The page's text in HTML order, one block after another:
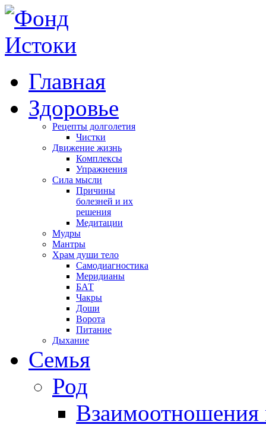
Главная
Здоровье
Рецепты долголетия
Чистки
Движение жизнь
Комплексы
Упражнения
Сила мысли
Причины
болезней и их
решения
Медитации
Мудры
Мантры
Храм души тело
Самодиагностика
Меридианы
БАТ
Чакры
Доши
Ворота
Питание
Дыхание
Семья
Род